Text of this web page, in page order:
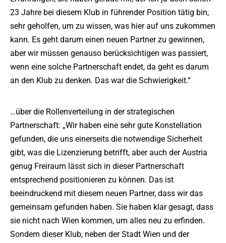
23 Jahre bei diesem Klub in führender Position tätig bin,
sehr geholfen, um zu wissen, was hier auf uns zukommen
kann. Es geht darum einen neuen Partner zu gewinnen,
aber wir müssen genauso berücksichtigen was passiert,
wenn eine solche Partnerschaft endet, da geht es darum
an den Klub zu denken. Das war die Schwierigkeit.“
…über die Rollenverteilung in der strategischen
Partnerschaft: „Wir haben eine sehr gute Konstellation
gefunden, die uns einerseits die notwendige Sicherheit
gibt, was die Lizenzierung betrifft, aber auch der Austria
genug Freiraum lässt sich in dieser Partnerschaft
entsprechend positionieren zu können. Das ist
beeindruckend mit diesem neuen Partner, dass wir das
gemeinsam gefunden haben. Sie haben klar gesagt, dass
sie nicht nach Wien kommen, um alles neu zu erfinden.
Sondern dieser Klub, neben der Stadt Wien und der